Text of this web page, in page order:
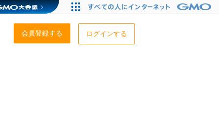
会員登録する ログインする